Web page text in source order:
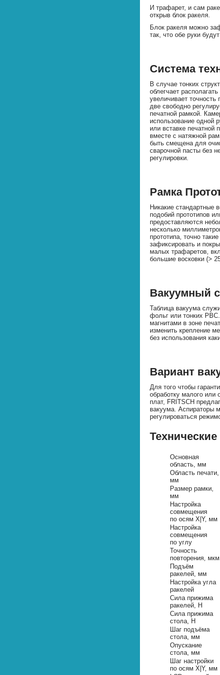
И трафарет, и сам
открыв блок ракеля.
Блок ракеля можно
так, что обе руки
Система
В случае тонких
облегчает
увеличивает
две свободно
печатной рамкой.
использование одной
или вставке печатной
вместе с натяжной
быть смещена для
сварочной пасты без
регулировки.
Рамка
Никакие стандартные
подобий прототипов
предоставляются
несколько
прототипа, точно
зафиксировать и
малых трафаретов,
большие восковки (>
Вакуумный
Таблица вакуума
фольг или тонких
магнитами в зоне
изменить крепление
без использования
Вариант
Для того чтобы
обработку малого
плат, FRITSCH
вакуума. Аспираторы
регулироваться
Основная
область, мм
Область печати,
мм
Размер рамки,
мм
Настройка
совмещения
по осям X|Y, мм
Настройка
совмещения
по углу
Точность
повторения, мкм
Подъём
ракелей, мм
Настройка угла
ракелей
Сила прижима
ракелей, Н
Сила прижима
стола, Н
Шаг подъёма
стола, мм
Опускание
стола, мм
Шаг настройки
по осям X|Y, мм